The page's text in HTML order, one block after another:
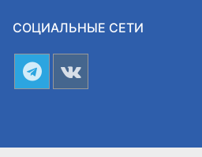
СОЦИАЛЬНЫЕ СЕТИ